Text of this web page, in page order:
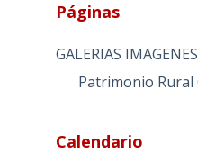
Páginas
GALERIAS IMAGENES
Patrimonio
Calendario